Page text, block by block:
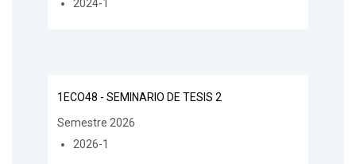
2024-1
1ECO48 - SEMINARIO DE TESIS 2
Semestre 2026
2026-1